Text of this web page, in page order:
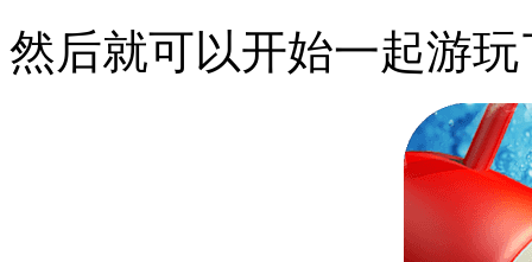
然后就可以开始一起游玩